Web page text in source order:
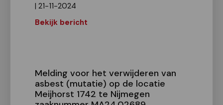
| 21-11-2024
Bekijk bericht
Melding voor het verwijderen van
asbest (mutatie) op de locatie
Meijhorst 1742 te Nijmegen